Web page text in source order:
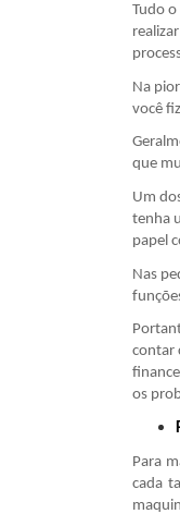
Tudo
Na
você
que
Um
tenha
papel
Nas
contar
os
Para
cada